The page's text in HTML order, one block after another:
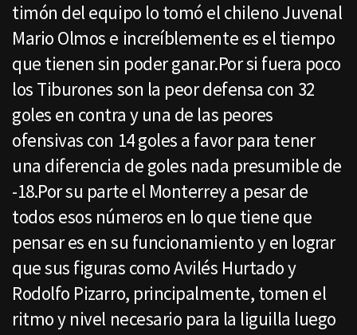
timón del equipo lo tomó el chileno Juvenal
Mario Olmos e increíblemente es el tiempo
que tienen sin poder ganar.Por si fuera poco
los Tiburones son la peor defensa con 32
goles en contra y una de las peores
ofensivas con 14 goles a favor para tener
una diferencia de goles nada presumible de
-18.Por su parte el Monterrey a pesar de
todos esos números en lo que tiene que
pensar es en su funcionamiento y en lograr
que sus figuras como Avilés Hurtado y
Rodolfo Pizarro, principalmente, tomen el
ritmo y nivel necesario para la liguilla luego